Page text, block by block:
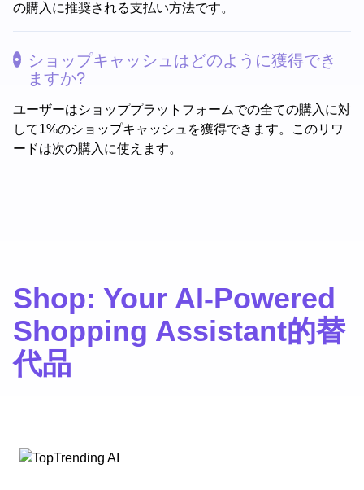
の購入に推奨される支払い方法です。
ショップキャッシュはどのように獲得でき
ますか?
ユーザーはショッププラットフォームでの全ての購入に対
して1%のショップキャッシュを獲得できます。このリワ
ードは次の購入に使えます。
Shop: Your AI-Powered
Shopping Assistant的替
代品